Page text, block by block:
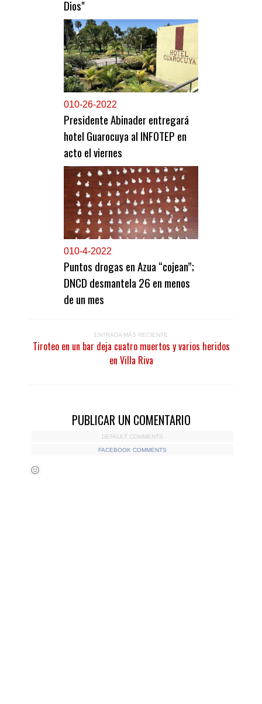
Dios"
010-26-2022
Presidente Abinader entregará
hotel Guarocuya al INFOTEP en
acto el viernes
010-4-2022
Puntos drogas en Azua “cojean”;
DNCD desmantela 26 en menos
de un mes
ENTRADA MÁS RECIENTE
Tiroteo en un bar deja cuatro muertos y varios heridos
en Villa Riva
PUBLICAR UN COMENTARIO
DEFAULT COMMENTS
FACEBOOK COMMENTS